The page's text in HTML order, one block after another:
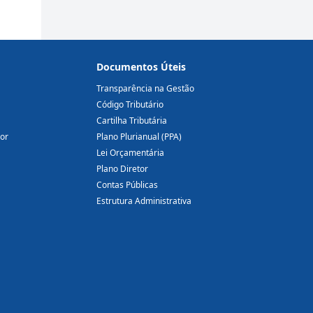
Documentos Úteis
Transparência na Gestão
Código Tributário
Cartilha Tributária
Plano Plurianual (PPA)
Lei Orçamentária
Plano Diretor
Contas Públicas
Estrutura Administrativa